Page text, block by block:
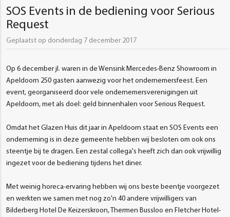
SOS Events in de bediening voor Serious
Request
Geplaatst op donderdag 7 december 2017
Op 6 december jl. waren in de Wensink Mercedes-Benz Showroom in
Apeldoorn 250 gasten aanwezig voor het ondernemersfeest. Een
event, georganiseerd door vele ondernemersverenigingen uit
Apeldoorn, met als doel: geld binnenhalen voor Serious Request.
Omdat het Glazen Huis dit jaar in Apeldoorn staat en SOS Events een
onderneming is in deze gemeente hebben wij besloten om ook ons
steentje bij te dragen. Een zestal collega's heeft zich dan ook vrijwillig
ingezet voor de bediening tijdens het diner.
Met weinig horeca-ervaring hebben wij ons beste beentje voorgezet
en werkten we samen met nog zo'n 40 andere vrijwilligers van
Bilderberg Hotel De Keizerskroon, Thermen Bussloo en Fletcher Hotel-